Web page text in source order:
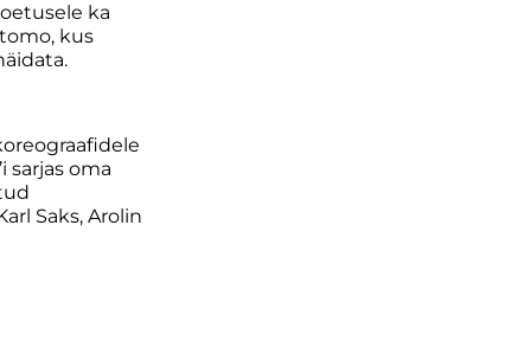
ka
kus
sarjas oma
Saks, Arolin